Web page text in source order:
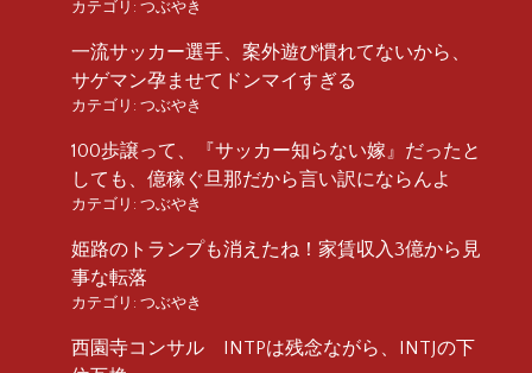
カテゴリ: つぶやき
一流サッカー選手、案外遊び慣れてないから、
サゲマン孕ませてドンマイすぎる
カテゴリ: つぶやき
100歩譲って、『サッカー知らない嫁』だったと
しても、億稼ぐ旦那だから言い訳にならんよ
カテゴリ: つぶやき
姫路のトランプも消えたね！家賃収入3億から見
事な転落
カテゴリ: つぶやき
西園寺コンサル INTPは残念ながら、INTJの下